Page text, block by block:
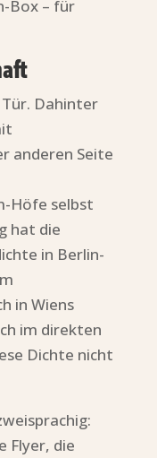
Box – für
Dahinter
anderen Seite
Höfe selbst
hat die
in Berlin-
in Wiens
im direkten
Dichte nicht
Flyer, die